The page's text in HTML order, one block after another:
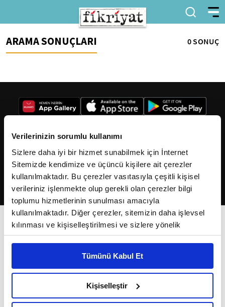
Verilerinizin sorumlu kullanımı
Sizlere daha iyi bir hizmet sunabilmek için İnternet
Sitemizde kendimize ve üçüncü kişilere ait çerezler
kullanılmaktadır. Bu çerezler vasıtasıyla çeşitli kişisel
verileriniz işlenmekte olup gerekli olan çerezler bilgi
toplumu hizmetlerinin sunulması amacıyla
kullanılmaktadır. Diğer çerezler, sitemizin daha işlevsel
kılınması ve kişiselleştirilmesi ve sizlere yönelik
reklam/pazarlama faaliyetlerinin yapılması, amaçlarıyla
Çerezlere ilişkin tercihlerinizi çerez paneli vasıtasıyla
belirleyebilirsiniz. Çerezlere ilişkin detaylı bilgi için
Ayarlar butonuna tıklayabilir,Çerez Bilgilendirme
Metnimizi ziyaret edebilirsiniz.
Tümünü Kabul Et
Kişiselleştir
ARAMA SONUÇLARI 0 SONUÇ
2026Fikriyat. Tüm hakları saklıdır.